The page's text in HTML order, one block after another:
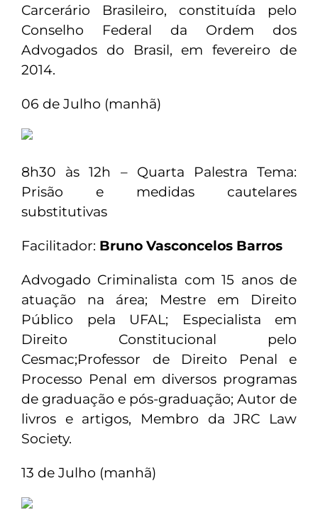
Carcerário Brasileiro, constituída pelo
Conselho Federal da Ordem dos
Advogados do Brasil, em fevereiro de
2014.
06 de Julho (manhã)
8h30 às 12h – Quarta Palestra Tema:
Prisão e medidas cautelares
substitutivas
Facilitador: Bruno Vasconcelos Barros
Advogado Criminalista com 15 anos de
atuação na área; Mestre em Direito
Público pela UFAL; Especialista em
Direito Constitucional pelo
Cesmac;Professor de Direito Penal e
Processo Penal em diversos programas
de graduação e pós-graduação; Autor de
livros e artigos, Membro da JRC Law
Society.
13 de Julho (manhã)